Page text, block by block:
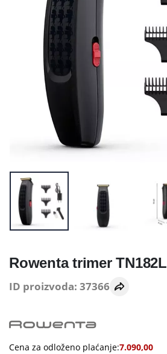
Rowenta trimer TN182L
ID proizvoda: 37366
Cena za odloženo plaćanje:7.090,00